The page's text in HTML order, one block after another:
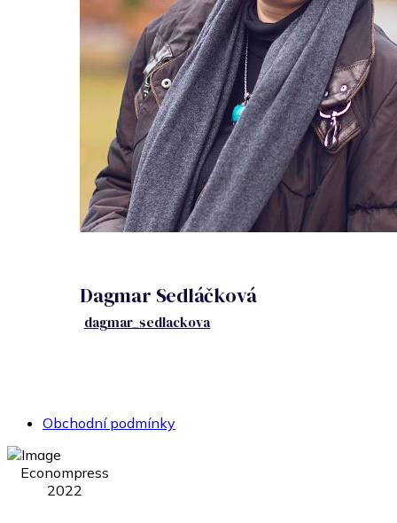
Dagmar Sedláčková
dagmar_sedlackova
Obchodní podmínky
Econompress
2022